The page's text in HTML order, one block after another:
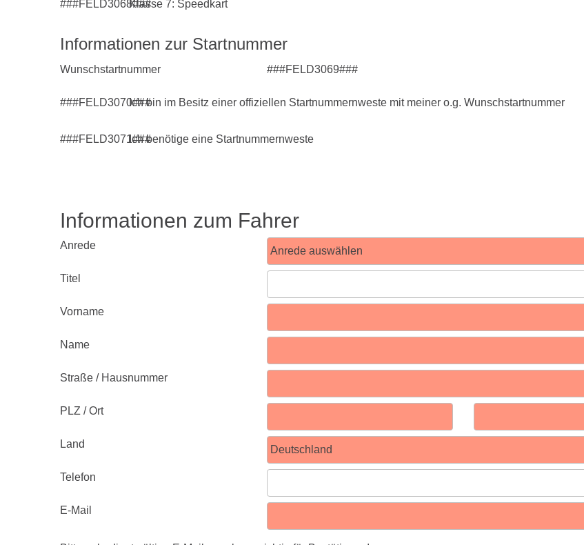
###FELD3068###Klasse 7: Speedkart
Informationen zur Startnummer
Wunschstartnummer ###FELD3069###
###FELD3070###Ich bin im Besitz einer offiziellen Startnummernweste mit meiner o.g. Wunschstartnummer
###FELD3071###Ich benötige eine Startnummernweste
Informationen zum Fahrer
Anrede
Titel
Vorname
Name
Straße / Hausnummer
PLZ / Ort
Land
Telefon
E-Mail